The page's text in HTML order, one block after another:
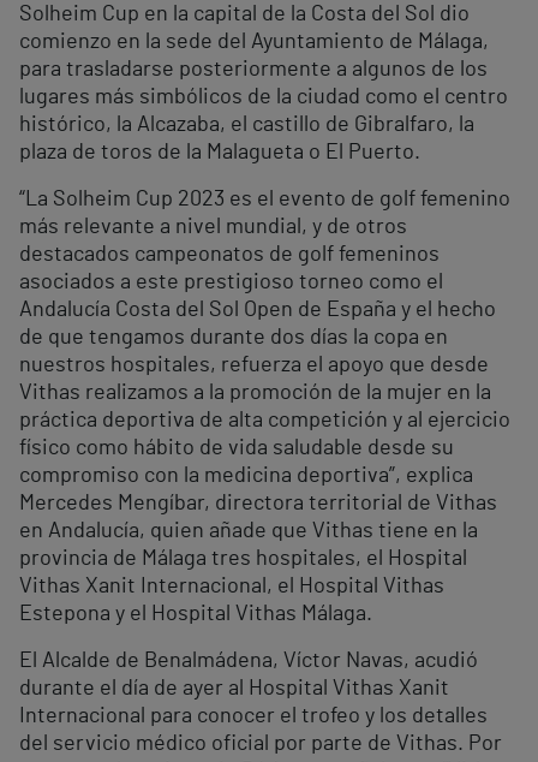
Solheim Cup en la capital de la Costa del Sol dio
comienzo en la sede del Ayuntamiento de Málaga,
para trasladarse posteriormente a algunos de los
lugares más simbólicos de la ciudad como el centro
histórico, la Alcazaba, el castillo de Gibralfaro, la
plaza de toros de la Malagueta o El Puerto.
“La Solheim Cup 2023 es el evento de golf femenino
más relevante a nivel mundial, y de otros
destacados campeonatos de golf femeninos
asociados a este prestigioso torneo como el
Andalucía Costa del Sol Open de España y el hecho
de que tengamos durante dos días la copa en
nuestros hospitales, refuerza el apoyo que desde
Vithas realizamos a la promoción de la mujer en la
práctica deportiva de alta competición y al ejercicio
físico como hábito de vida saludable desde su
compromiso con la medicina deportiva”, explica
Mercedes Mengíbar, directora territorial de Vithas
en Andalucía, quien añade que Vithas tiene en la
provincia de Málaga tres hospitales, el Hospital
Vithas Xanit Internacional, el Hospital Vithas
Estepona y el Hospital Vithas Málaga.
El Alcalde de Benalmádena, Víctor Navas, acudió
durante el día de ayer al Hospital Vithas Xanit
Internacional para conocer el trofeo y los detalles
del servicio médico oficial por parte de Vithas. Por